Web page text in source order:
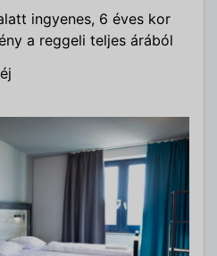
ingyenes, 6 éves kor
a reggeli teljes árából